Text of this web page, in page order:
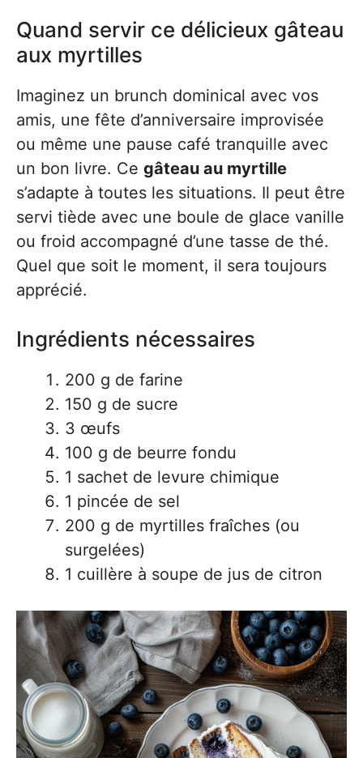
Quand servir ce délicieux gâteau
aux myrtilles
Imaginez un brunch dominical avec vos
amis, une fête d’anniversaire improvisée
ou même une pause café tranquille avec
un bon livre. Ce gâteau au myrtille
s’adapte à toutes les situations. Il peut être
servi tiède avec une boule de glace vanille
ou froid accompagné d’une tasse de thé.
Quel que soit le moment, il sera toujours
apprécié.
Ingrédients nécessaires
200 g de farine
150 g de sucre
3 œufs
100 g de beurre fondu
1 sachet de levure chimique
1 pincée de sel
200 g de myrtilles fraîches (ou
surgelées)
1 cuillère à soupe de jus de citron